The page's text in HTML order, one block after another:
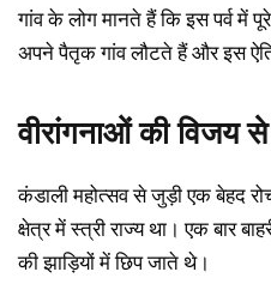
गांव के लोग मानते हैं कि इस पर्व में
अपने पैतृक गांव लौटते हैं और इस
वीरांगनाओं की विजय
कंडाली महोत्सव से जुड़ी एक बेहद
क्षेत्र में स्त्री राज्य था। एक बार
की झाड़ियों में छिप जाते थे।